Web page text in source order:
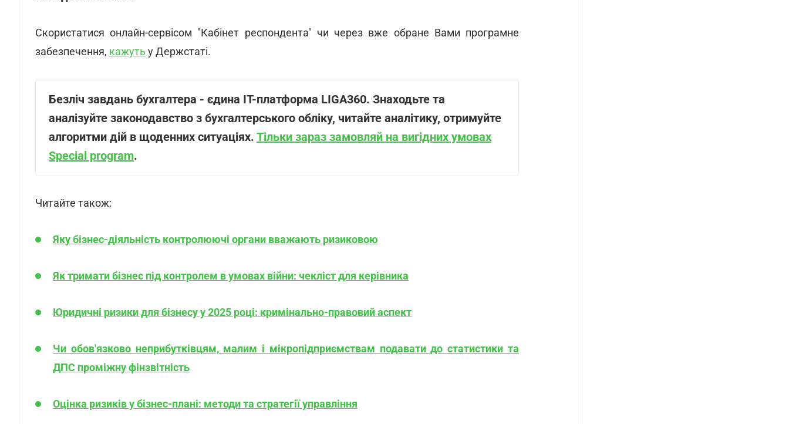
Скористатися онлайн-сервісом "Кабінет респондента" чи через вже обране Вами програмне
забезпечення, кажуть у Держстаті.
Безліч завдань бухгалтера - єдина ІТ-платформа LIGA360. Знаходьте та
аналізуйте законодавство з бухгалтерського обліку, читайте аналітику, отримуйте
алгоритми дій в щоденних ситуаціях. Тільки зараз замовляй на вигідних умовах
Special program.
Читайте також:
Яку бізнес-діяльність контролюючі органи вважають ризиковою
Як тримати бізнес під контролем в умовах війни: чекліст для керівника
Юридичні ризики для бізнесу у 2025 році: кримінально-правовий аспект
Чи обов'язково неприбутківцям, малим і мікропідприємствам подавати до статистики та
ДПС проміжну фінзвітність
Оцінка ризиків у бізнес-плані: методи та стратегії управління